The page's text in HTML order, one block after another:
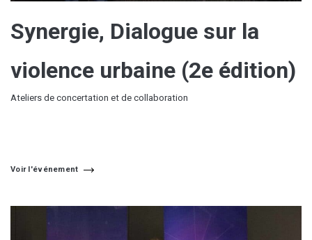
Synergie, Dialogue sur la
violence urbaine (2e édition)
Ateliers de concertation et de collaboration
Voir l'événement